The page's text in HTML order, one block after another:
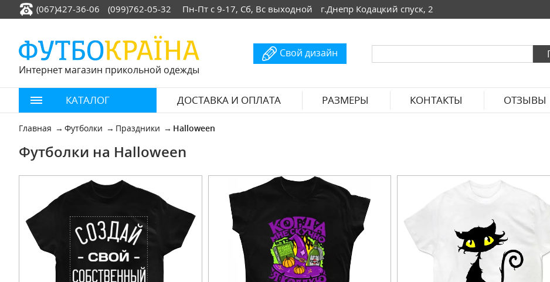
(067)427-36-06 (099)762-05-32 Пн-Пт с 9-17, Сб, Вс выходной г.Днепр Кодацкий спуск, 2
Интернет магазин прикольной одежды
Свой дизайн
КАТАЛОГ ДОСТАВКА И ОПЛАТА РАЗМЕРЫ КОНТАКТЫ ОТЗЫВЫ
Главная Футболки Праздники Halloween
Футболки на Halloween